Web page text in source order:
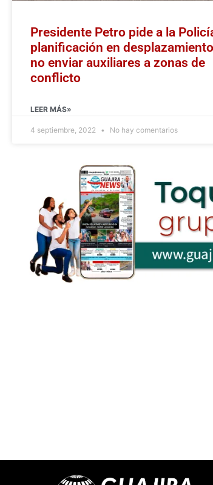
Presidente Petro pide a la
planificación en
no enviar auxiliares a zonas de
conflicto
LEER MÁS»
4 septiembre, 2022 No hay comentarios